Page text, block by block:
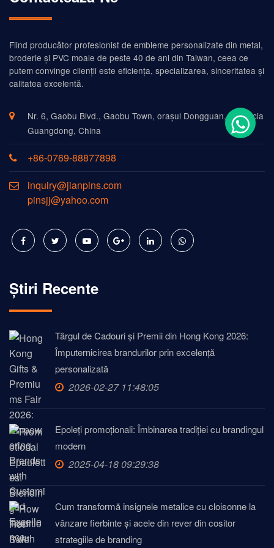
Fiind producător profesionist de embleme personalizate din metal,
broderie și PVC moale de peste 40 de ani din Taiwan, ceea ce
putem convinge clienții este eficiența, specializarea, sinceritatea și
calitatea excelentă.
Nr. 6, Gaobu Blvd., Gaobu Town, orașul Dongguan, provincia
Guangdong, China
+86-0769-88877898
inquiry@jianpins.com
pinsjj@yahoo.com
Știri Recente
Târgul de Cadouri și Premii din Hong Kong 2026:
Împuternicirea brandurilor prin excelență
personalizată
2026-02-27 11:48:05
Epoleți promoționali: Îmbinarea tradiției cu brandingul
modern
2025-04-18 09:29:38
Cum transformă insignele metalice cu cloisonne la
vânzare fierbinte și acele din rever din cositor
strategiile de branding